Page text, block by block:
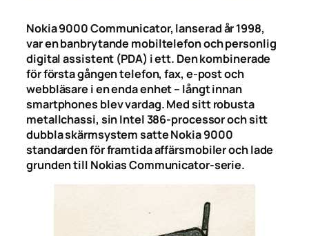
Nokia 9000 Communicator, lanserad år 1998,
var en banbrytande mobiltelefon och personlig
digital assistent (PDA) i ett. Den kombinerade
för första gången telefon, fax, e-post och
webbläsare i en enda enhet – långt innan
smartphones blev vardag. Med sitt robusta
metallchassi, sin Intel 386-processor och sitt
dubbla skärmsystem satte Nokia 9000
standarden för framtida affärsmobiler och lade
grunden till Nokias Communicator-serie.